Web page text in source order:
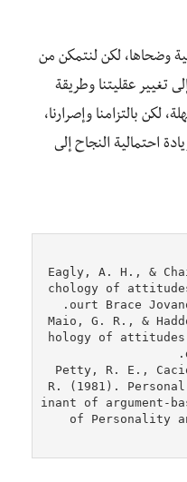
وضحاها، لكن لنتمكن من
تغيير عقليتنا وطريقة
لكن بالتزامنا وإصرارنا،
احتمالية النجاح إلى
Eagly, A. H., &
chology of
Maio, G. R., &
hology of
Petty, R. E.,
R. (1981).
inant of argument-
of Personality